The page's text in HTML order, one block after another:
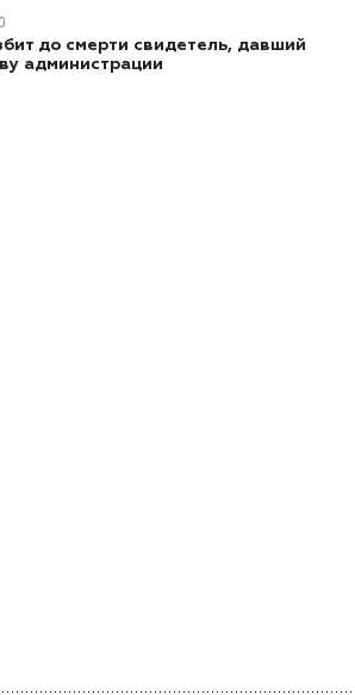
до смерти свидетель, давший
администрации